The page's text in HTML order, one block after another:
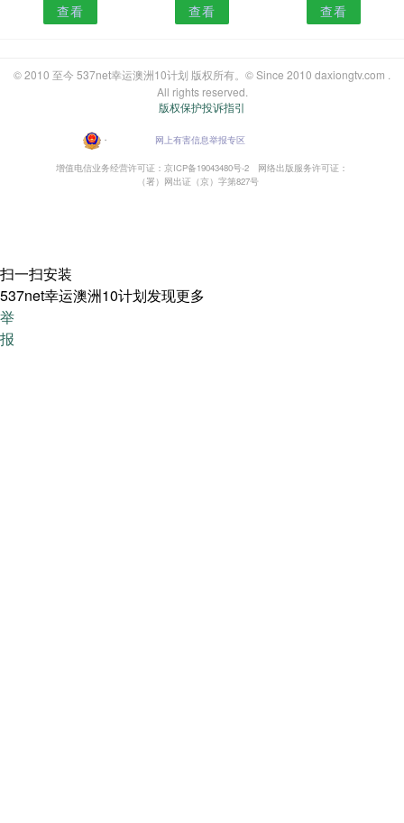
查看 查看 查看
© 2010 至今 537net幸运澳洲10计划 版权所有。© Since 2010 daxiongtv.com .
All rights reserved.
版权保护投诉指引
・ 网上有害信息举报专区
增值电信业务经营许可证：京ICP备19043480号-2
网络出版服务许可证：
（署）网出证（京）字第827号
扫一扫安装
537net幸运澳洲10计划发现更多
举
报